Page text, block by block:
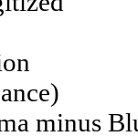
minus